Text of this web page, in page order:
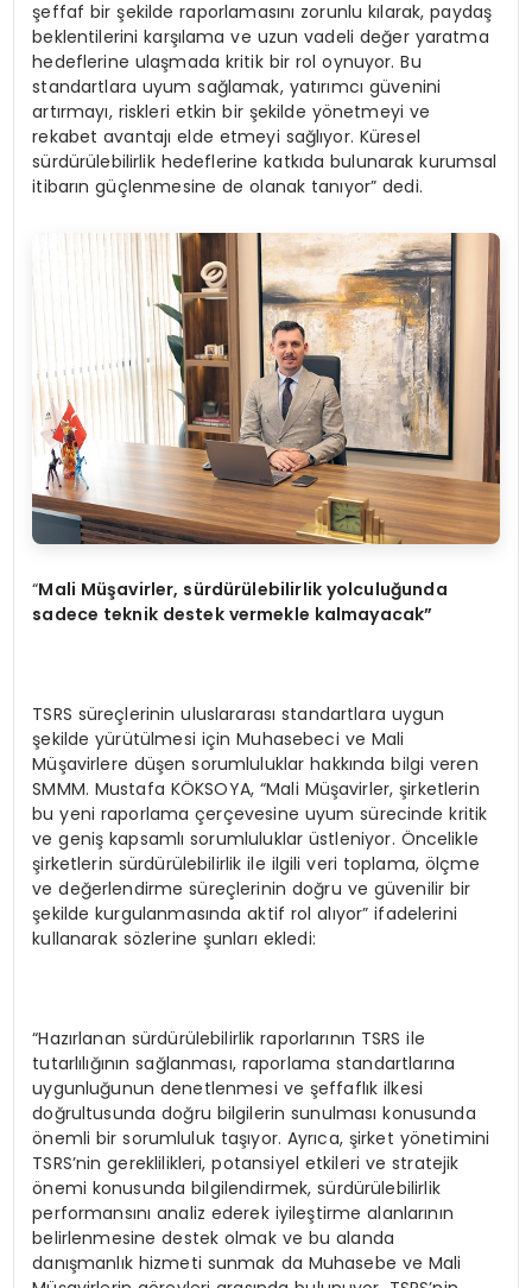
şeffaf bir şekilde raporlamasını zorunlu kılarak, paydaş
beklentilerini karşılama ve uzun vadeli değer yaratma
hedeflerine ulaşmada kritik bir rol oynuyor. Bu
standartlara uyum sağlamak, yatırımcı güvenini
artırmayı, riskleri etkin bir şekilde yönetmeyi ve
rekabet avantajı elde etmeyi sağlıyor. Küresel
sürdürülebilirlik hedeflerine katkıda bulunarak kurumsal
itibarın güçlenmesine de olanak tanıyor” dedi.
“Mali Müşavirler, sürdürülebilirlik yolculuğunda
sadece teknik destek vermekle kalmayacak”
TSRS süreçlerinin uluslararası standartlara uygun
şekilde yürütülmesi için Muhasebeci ve Mali
Müşavirlere düşen sorumluluklar hakkında bilgi veren
SMMM. Mustafa KÖKSOYA, “Mali Müşavirler, şirketlerin
bu yeni raporlama çerçevesine uyum sürecinde kritik
ve geniş kapsamlı sorumluluklar üstleniyor. Öncelikle
şirketlerin sürdürülebilirlik ile ilgili veri toplama, ölçme
ve değerlendirme süreçlerinin doğru ve güvenilir bir
şekilde kurgulanmasında aktif rol alıyor” ifadelerini
kullanarak sözlerine şunları ekledi:
“Hazırlanan sürdürülebilirlik raporlarının TSRS ile
tutarlılığının sağlanması, raporlama standartlarına
uygunluğunun denetlenmesi ve şeffaflık ilkesi
doğrultusunda doğru bilgilerin sunulması konusunda
önemli bir sorumluluk taşıyor. Ayrıca, şirket yönetimini
TSRS’nin gereklilikleri, potansiyel etkileri ve stratejik
önemi konusunda bilgilendirmek, sürdürülebilirlik
performansını analiz ederek iyileştirme alanlarının
belirlenmesine destek olmak ve bu alanda
danışmanlık hizmeti sunmak da Muhasebe ve Mali